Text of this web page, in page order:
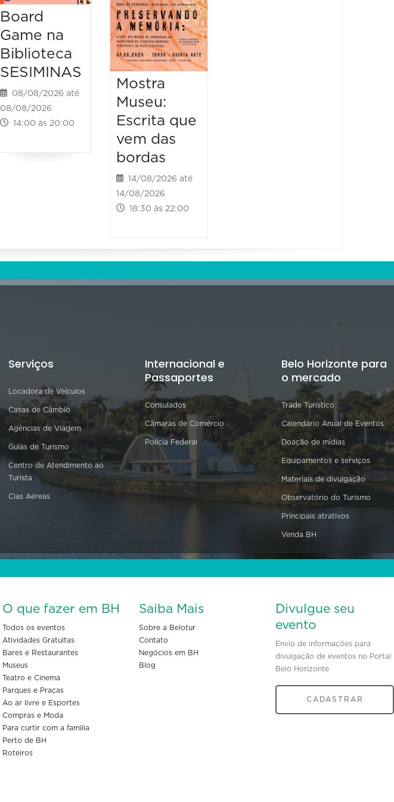
Board
Game na
Biblioteca
SESIMINAS
08/08/2026 até
08/08/2026
14:00 às 20:00
Mostra
Museu:
Escrita que
vem das
bordas
14/08/2026 até
14/08/2026
18:30 às 22:00
Serviços
Locadora de Veículos
Casas de Câmbio
Agências de Viagem
Guias de Turismo
Centro de Atendimento ao
Turista
Cias Aéreas
Internacional e
Passaportes
Consulados
Câmaras de Comércio
Polícia Federal
Belo Horizonte para
o mercado
Trade Turístico
Calendário Anual de Eventos
Doação de mídias
Equipamentos e serviços
Materiais de divulgação
Observatório do Turismo
Principais atrativos
Venda BH
O que fazer em BH
Todos os eventos
Atividades Gratuitas
Bares e Restaurantes
Museus
Teatro e Cinema
Parques e Praças
Ao ar livre e Esportes
Compras e Moda
Para curtir com a familia
Perto de BH
Roteiros
Saiba Mais
Sobre a Belotur
Contato
Negócios em BH
Blog
Divulgue seu
evento
Envio de informações para
divulgação de eventos no Portal
Belo Horizonte
CADASTRAR